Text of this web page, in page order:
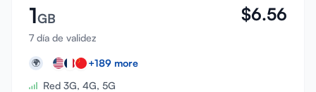
1GB
7 día de validez
$6.56
🌍 +189 more
Red 3G, 4G, 5G